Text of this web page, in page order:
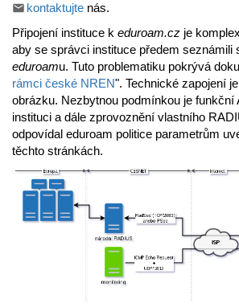
kontaktujte nás.
Připojení instituce k eduroam.cz je
aby se správci instituce předem seznámili
eduroamu. Tuto problematiku pokrývá
rámci české NREN". Technické zapojení
obrázku. Nezbytnou podmínkou je funkční
instituci a dále zprovoznění vlastního
odpovídal eduroam politice parametrům
těchto stránkách.